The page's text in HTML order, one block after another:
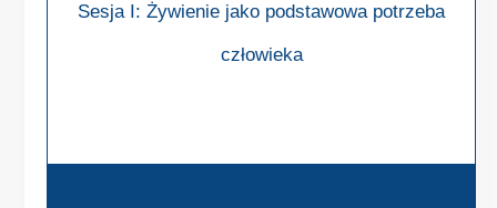
Sesja I: Żywienie jako podstawowa potrzeba
człowieka